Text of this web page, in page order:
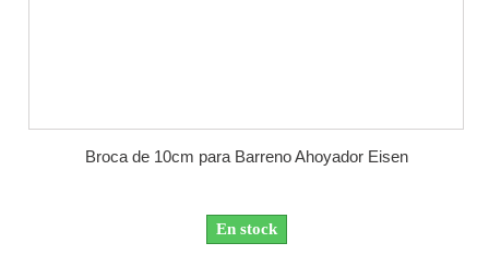
Broca de 10cm para Barreno Ahoyador Eisen
En stock